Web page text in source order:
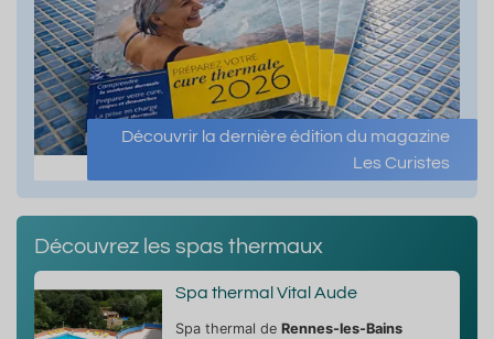
Découvrir la dernière édition du magazine
Les Curistes
Découvrez les spas thermaux
Spa thermal Vital Aude
Spa thermal de Rennes-les-Bains